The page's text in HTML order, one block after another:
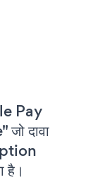
Pay
दावा
है।